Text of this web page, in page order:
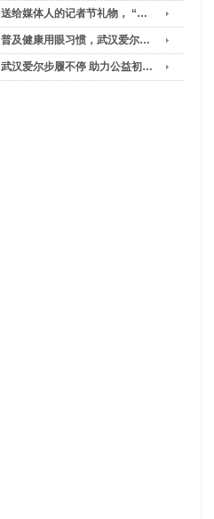
送给媒体人的记者节礼物， “…
普及健康用眼习惯，武汉爱尔…
武汉爱尔步履不停 助力公益初…